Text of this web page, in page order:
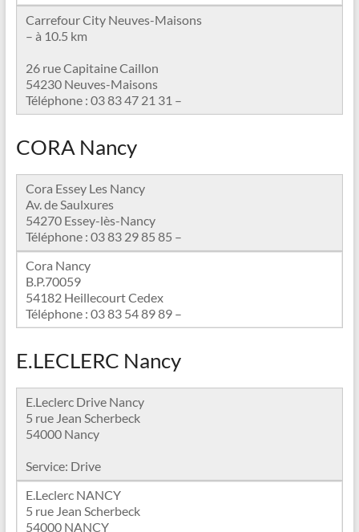
Carrefour City Neuves-Maisons
– à 10.5 km
26 rue Capitaine Caillon
54230 Neuves-Maisons
Téléphone : 03 83 47 21 31 –
CORA Nancy
Cora Essey Les Nancy
Av. de Saulxures
54270 Essey-lès-Nancy
Téléphone : 03 83 29 85 85 –
Cora Nancy
B.P.70059
54182 Heillecourt Cedex
Téléphone : 03 83 54 89 89 –
E.LECLERC Nancy
E.Leclerc Drive Nancy
5 rue Jean Scherbeck
54000 Nancy
Service: Drive
E.Leclerc NANCY
5 rue Jean Scherbeck
54000 NANCY